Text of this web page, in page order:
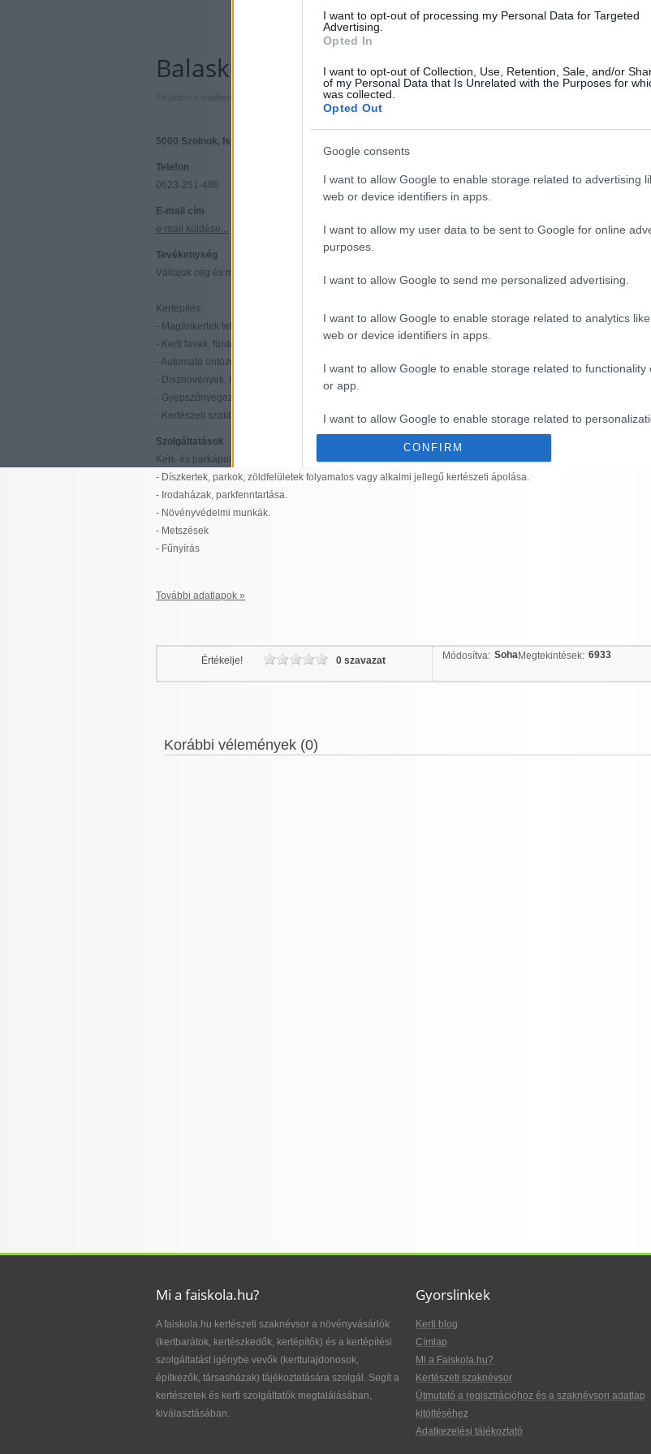
I want to opt-out of processing my Personal Data for Targeted
Advertising.
Opted In
I want to opt-out of Collection, Use, Retention, Sale, and/or
of my Personal Data that Is Unrelated with the Purposes for
was collected.
Opted Out
Google consents
I want to allow Google to enable storage related to advertising
web or device identifiers in apps.
I want to allow my user data to be sent to Google for online
purposes.
I want to allow Google to send me personalized advertising.
I want to allow Google to enable storage related to analytics
web or device identifiers in apps.
I want to allow Google to enable storage related to functionality
or app.
I want to allow Google to enable storage related to
authentication functionality and fraud prevention, and other
CONFIRM
Balaskó Zoltán e.v.
Hibát jelentek
5000 Szolnok, Ispán krt. 3. 8/5. Jász-Nagykun-Szolnok megye
Telefon
0623-251-486
0620-325-1486
E-mail cím
e-mail küldése...
kertszepitesz.hu
Tevékenység
Vállajuk cég és magán kertek rendszeres és alkalmi karbantartását. Valamit komplett kertépítését a
Kertépítés:
- Magánkertek teljes körű tervezése és kivitelezése.
- Kerti tavak, fürdőtavak, patakok, madáritatók, vízcsobogók építése.
- Automata öntözőrendszerek tervezése, kivitelezése.
- Dísznövények, kertészeti anyagok és eszközök kiskereskedelmi értékesítése házhoz szállítással.
- Gyepszőnyegezés, füvesítés
- Kertészeti szaktanácsadás
Szolgáltatások
Kert- és parkápolás:
- Díszkertek, parkok, zöldfelületek folyamatos vagy alkalmi jellegű kertészeti ápolása.
- Irodaházak, parkfenntartása.
- Növényvédelmi munkák.
- Metszések
- Fűnyírás
További adatlapok »
Értékelje! 0 szavazat Módosítva: SohaMegtekintések: 6933
Korábbi vélemények (0)
Mi a faiskola.hu?
A faiskola.hu kertészeti szaknévsor a növényvásárlók
(kertbarátok, kertészkedők, kertépítők) és a kertépítési
szolgáltatást igénybe vevők (kerttulajdonosok,
építkezők, társasházak) tájékoztatására szolgál. Segít a
kertészetek és kerti szolgáltatók megtalálásában,
kiválasztásában.
Gyorslinkek
Kerti blog
Címlap
Mi a Faiskola.hu?
Kertészeti szaknévsor
Útmutató a regisztrációhoz és a szaknévsori adatlap
kitöltéséhez
Adatkezelési tájékoztató